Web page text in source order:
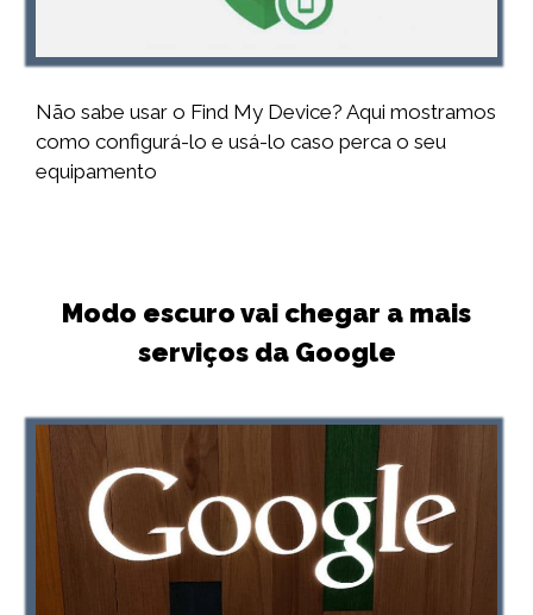
Não sabe usar o Find My Device? Aqui mostramos
como configurá-lo e usá-lo caso perca o seu
equipamento
Modo escuro vai chegar a mais
serviços da Google